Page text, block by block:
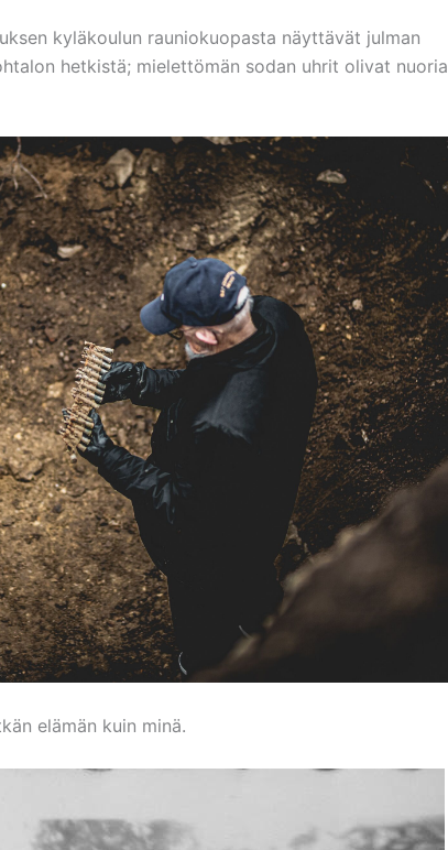
kyläkoulun rauniokuopasta näyttävät julman
hetkistä; mielettömän sodan uhrit olivat nuoria
elämän kuin minä.